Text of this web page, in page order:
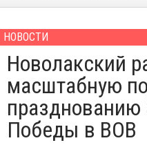
НОВОСТИ
Новолакский
масштабную
празднованию
Победы в ВОВ